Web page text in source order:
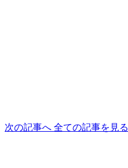
次の記事へ 全ての記事を見る